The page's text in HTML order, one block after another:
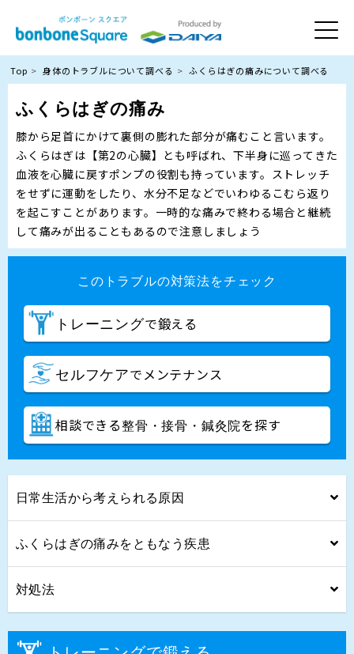
Top 身体のトラブルについて調べる ふくらはぎの痛みについて調べる
ふくらはぎの痛み
膝から足首にかけて裏側の膨れた部分が痛むこと言います。
ふくらはぎは【第2の心臓】とも呼ばれ、下半身に巡ってきた
血液を心臓に戻すポンプの役割も持っています。ストレッチ
をせずに運動をしたり、水分不足などでいわゆるこむら返り
を起こすことがあります。一時的な痛みで終わる場合と継続
して痛みが出ることもあるので注意しましょう
このトラブルの対策法をチェック
トレーニングで鍛える
セルフケアでメンテナンス
相談できる整骨・接骨・鍼灸院を探す
日常生活から考えられる原因
ふくらはぎの痛みをともなう疾患
対処法